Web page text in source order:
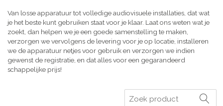
Van losse apparatuur tot volledige audiovisuele installaties, dat wat
je het beste kunt gebruiken staat voor je klaar. Laat ons weten wat je
zoekt, dan helpen we je een goede samenstelling te maken,
verzorgen we vervolgens de levering voor je op locatie, installeren
we de apparatuur netjes voor gebruik en verzorgen we indien
gewenst de registratie, en dat alles voor een gegarandeerd
schappelijke prijs!
Zoeken